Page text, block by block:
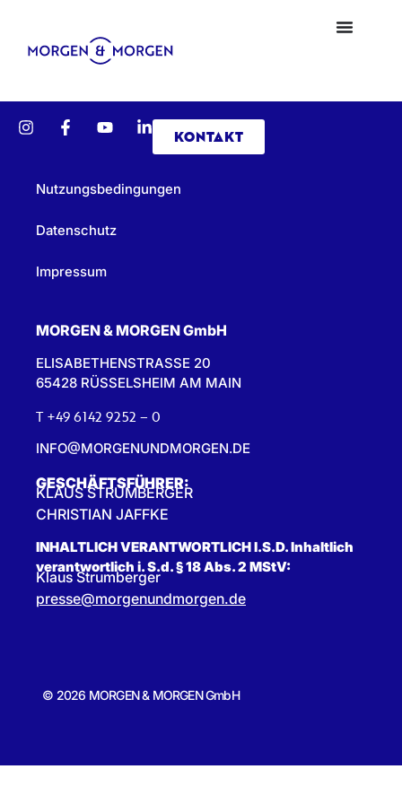
KONTAKT
Nutzungsbedingungen
Datenschutz
Impressum
MORGEN & MORGEN GmbH
ELISABETHENSTRASSE 20
65428 RÜSSELSHEIM AM MAIN
T +49 6142 9252 – 0
INFO@MORGENUNDMORGEN.DE
GESCHÄFTSFÜHRER:
KLAUS STRUMBERGER
CHRISTIAN JAFFKE
INHALTLICH VERANTWORTLICH I.S.D. Inhaltlich
verantwortlich i. S.d. § 18 Abs. 2 MStV:
Klaus Strumberger
presse@morgenundmorgen.de
© 2026 MORGEN & MORGEN GmbH